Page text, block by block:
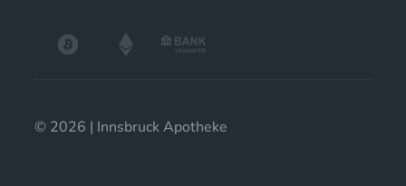
© 2026 | Innsbruck Apotheke